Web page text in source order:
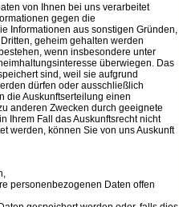
von Ihnen bei uns verarbeitet
gegen die
Informationen aus sonstigen Gründen,
geheim gehalten werden
wenn insbesondere unter
überwiegen. Das
sind, weil sie aufgrund
dürfen oder ausschließlich
die Auskunftserteilung einen
anderen Zwecken durch geeignete
Ihrem Fall das Auskunftsrecht nicht
werden, können Sie von uns Auskunft
personenbezogenen Daten offen